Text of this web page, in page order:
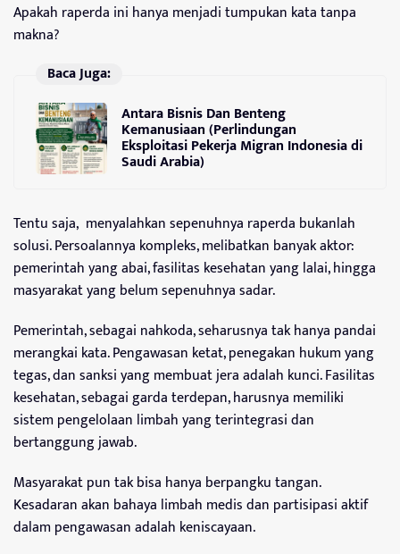
Apakah raperda ini hanya menjadi tumpukan kata tanpa
makna?
Baca Juga:
Antara Bisnis Dan Benteng
Kemanusiaan (Perlindungan
Eksploitasi Pekerja Migran Indonesia di
Saudi Arabia)
Tentu saja, menyalahkan sepenuhnya raperda bukanlah
solusi. Persoalannya kompleks, melibatkan banyak aktor:
pemerintah yang abai, fasilitas kesehatan yang lalai, hingga
masyarakat yang belum sepenuhnya sadar.
Pemerintah, sebagai nahkoda, seharusnya tak hanya pandai
merangkai kata. Pengawasan ketat, penegakan hukum yang
tegas, dan sanksi yang membuat jera adalah kunci. Fasilitas
kesehatan, sebagai garda terdepan, harusnya memiliki
sistem pengelolaan limbah yang terintegrasi dan
bertanggung jawab.
Masyarakat pun tak bisa hanya berpangku tangan.
Kesadaran akan bahaya limbah medis dan partisipasi aktif
dalam pengawasan adalah keniscayaan.